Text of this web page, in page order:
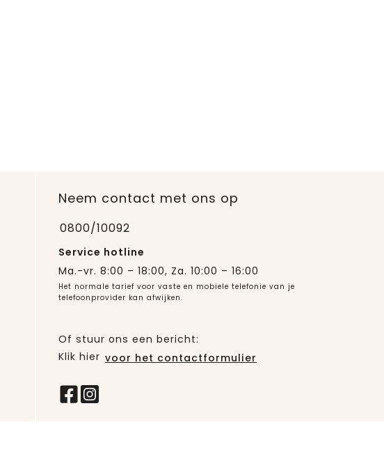
Neem contact met ons op
0800/10092
Service hotline
Ma.-vr. 8:00 – 18:00, Za. 10:00 – 16:00
Het normale tarief voor vaste en mobiele telefonie van je
telefoonprovider kan afwijken.
Of stuur ons een bericht:
Klik hier voor het contactformulier